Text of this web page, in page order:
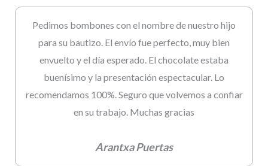
Pedimos bombones con el nombre de nuestro hijo
para su bautizo. El envío fue perfecto, muy bien
envuelto y el día esperado. El chocolate estaba
buenísimo y la presentación espectacular. Lo
recomendamos 100%. Seguro que volvemos a confiar
en su trabajo. Muchas gracias
Arantxa Puertas